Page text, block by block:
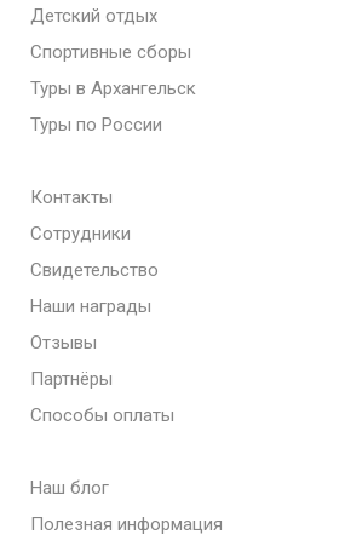
Детский отдых
Спортивные сборы
Туры в Архангельск
Туры по России
Контакты
Сотрудники
Свидетельство
Наши награды
Отзывы
Партнёры
Способы оплаты
Наш блог
Полезная информация